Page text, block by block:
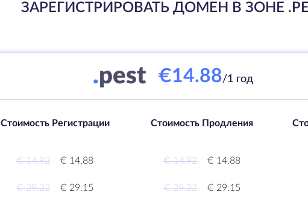
ЗАРЕГИСТРИРОВАТЬ ДОМЕН В ЗОНЕ
.pest €14.88/1 год
Стоимость Регистрации Стоимость Продления
€ 14.92 € 14.88 € 14.92 € 14.88
€ 29.22 € 29.15 € 29.22 € 29.15